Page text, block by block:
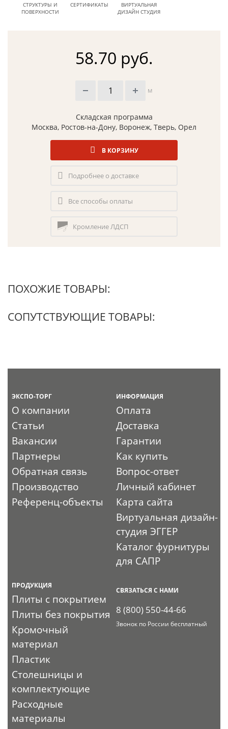
СТРУКТУРЫ И
ПОВЕРХНОСТИ
СЕРТИФИКАТЫ
ВИРТУАЛЬНАЯ
ДИЗАЙН СТУДИЯ
58.70 руб.
м
Складская программа
Москва, Ростов-на-Дону, Воронеж, Тверь, Орел
В КОРЗИНУ
Подробнее о доставке
Все способы оплаты
Кромление ЛДСП
ПОХОЖИЕ ТОВАРЫ:
СОПУТСТВУЮЩИЕ ТОВАРЫ:
ЭКСПО-ТОРГ
О компании
Статьи
Вакансии
Партнеры
Обратная связь
Производство
Референц-объекты
ИНФОРМАЦИЯ
Оплата
Доставка
Гарантии
Как купить
Вопрос-ответ
Личный кабинет
Карта сайта
Виртуальная дизайн-
студия ЭГГЕР
Каталог фурнитуры
для САПР
ПРОДУКЦИЯ
Плиты с покрытием
Плиты без покрытия
Кромочный
материал
Пластик
Столешницы и
комплектующие
Расходные
материалы
СВЯЗАТЬСЯ С НАМИ
8 (800) 550-44-66
Звонок по России бесплатный